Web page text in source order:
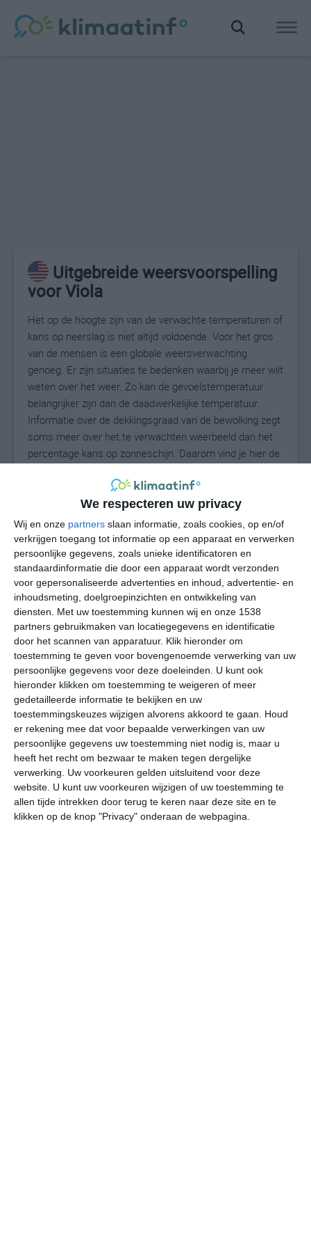
We respecteren uw privacy
Wij en onze partners slaan informatie, zoals cookies, op en/of
verkrijgen toegang tot informatie op een apparaat en verwerken
persoonlijke gegevens, zoals unieke identificatoren en
standaardinformatie die door een apparaat wordt verzonden
voor gepersonaliseerde advertenties en inhoud, advertentie- en
inhoudsmeting, doelgroepinzichten en ontwikkeling van
diensten.
Met uw toestemming kunnen wij en onze 1538
partners gebruikmaken van locatiegegevens en identificatie
door het scannen van apparatuur. Klik hieronder om
toestemming te geven voor bovengenoemde verwerking van uw
persoonlijke gegevens voor deze doeleinden. U kunt ook
hieronder klikken om toestemming te weigeren of meer
gedetailleerde informatie te bekijken en uw
toestemmingskeuzes wijzigen alvorens akkoord te gaan.
Houd
er rekening mee dat voor bepaalde verwerkingen van uw
persoonlijke gegevens uw toestemming niet nodig is, maar u
heeft het recht om bezwaar te maken tegen dergelijke
verwerking. Uw voorkeuren gelden uitsluitend voor deze
website. U kunt uw voorkeuren wijzigen of uw toestemming te
allen tijde intrekken door terug te keren naar deze site en te
klikken op de knop "Privacy" onderaan de webpagina.
Uitgebreide weersvoorspelling
voor Viola
Het op de hoogte zijn van de verwachte temperaturen of
kans op neerslag is niet altijd voldoende. Voor het gros
van de mensen is een globale weersverwachting
genoeg. Er zijn situaties te bedenken waarbij je meer wilt
weten over het weer. Zo kan de gevoelstemperatuur
belangrijker zijn dan de daadwerkelijke temperatuur.
Informatie over de dekkingsgraad van de bewolking zegt
soms meer over het te verwachten weerbeeld dan het
percentage kans op zonneschijn. Daarom vind je hier de
26°C
undefined
31° 21°
ma
31° 19°
di
29° 20°
wo
29° 17° 28°
21°C 25°C 29°C 31°C 30°C
06:00 09:00 12:00 15:00 18:00
06:00 09:00 12:00 15:00 18:00